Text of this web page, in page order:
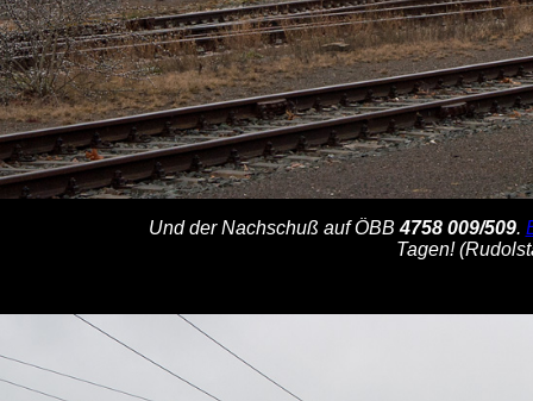
Und der Nachschuß auf ÖBB4758 009/509.
Tagen!